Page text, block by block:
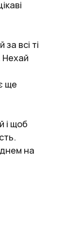
всі ті
Нехай
ще
і щоб
на